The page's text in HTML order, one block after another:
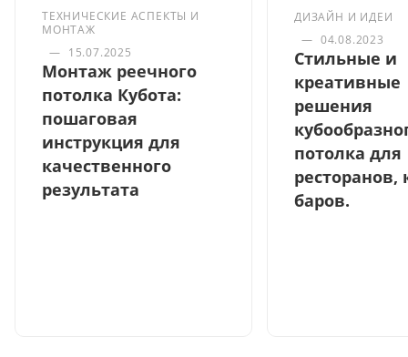
ТЕХНИЧЕСКИЕ АСПЕКТЫ И
МОНТАЖ
— 15.07.2025
Монтаж реечного
потолка Кубота:
пошаговая
инструкция для
качественного
результата
ДИЗАЙН И ИДЕИ
— 04.08.2023
Стильные и
креативные
решения
потолка для
ресторанов,
баров.